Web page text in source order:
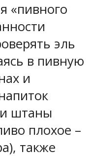
«пивного
эль
в пивную
и
штаны
плохое –
также